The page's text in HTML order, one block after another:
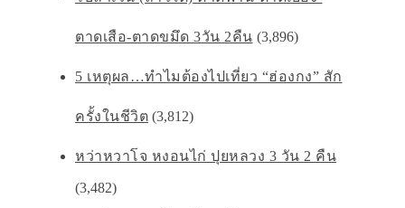
ตาดเสือ-ตาดขมึด 3วัน 2คืน (3,896)
5 เหตุผล…ทำไมต้องไปเที่ยว “ฮ่องกง” สัก
ครั้งในชีวิต (3,812)
หว่าหวาโจ หงอนไก่ ปุยหลวง 3 วัน 2 คืน
(3,482)